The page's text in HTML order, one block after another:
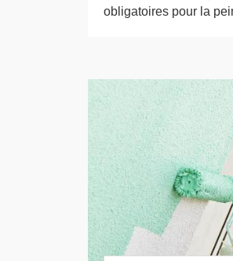
obligatoires pour la